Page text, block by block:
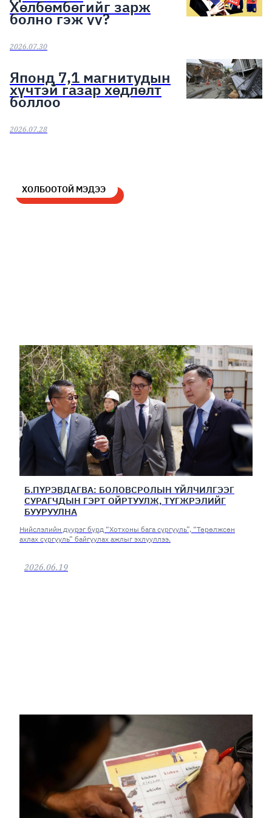
Хөлбөмбөгийг зарж
болно гэж үү?
2026.07.30
Японд 7,1 магнитудын
хүчтэй газар хөдлөлт
боллоо
2026.07.28
ХОЛБООТОЙ МЭДЭЭ
Б.ПҮРЭВДАГВА: БОЛОВСРОЛЫН ҮЙЛЧИЛГЭЭГ
СУРАГЧДЫН ГЭРТ ОЙРТУУЛЖ, ТҮГЖРЭЛИЙГ
БУУРУУЛНА
Нийслэлийн дүүрэг бүрд “Хотхоны бага сургууль”, “Төрөлжсөн
ахлах сургууль” байгуулах ажлыг эхлүүллээ.
2026.06.19